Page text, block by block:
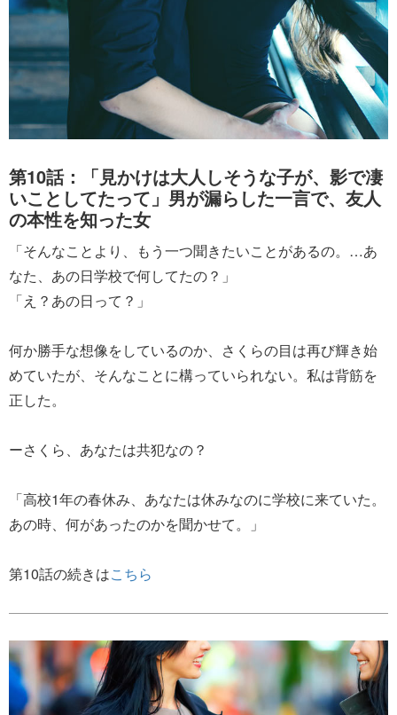
第10話：「見かけは大人しそうな子が、影で凄
いことしてたって」男が漏らした一言で、友人
の本性を知った女
「そんなことより、もう一つ聞きたいことがあるの。…あ
なた、あの日学校で何してたの？」
「え？あの日って？」
何か勝手な想像をしているのか、さくらの目は再び輝き始
めていたが、そんなことに構っていられない。私は背筋を
正した。
ーさくら、あなたは共犯なの？
「高校1年の春休み、あなたは休みなのに学校に来ていた。
あの時、何があったのかを聞かせて。」
第10話の続きはこちら